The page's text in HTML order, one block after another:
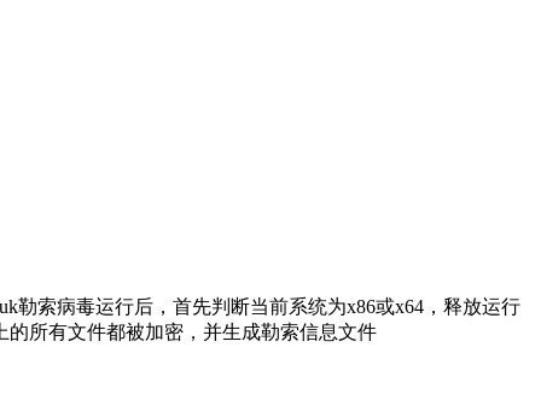
勒索病毒运行后，首先判断当前系统为x86或x64，释放运行
所有文件都被加密，并生成勒索信息文件